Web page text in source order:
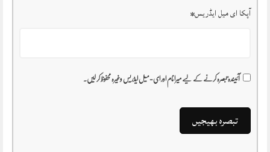
آپکا ای میل ایڈریس*
آئیندہ تبصرہ کرنے کے لیے میرا نام اور ای-میل ایڈریس وغیرہ محفوظ کر لیں۔